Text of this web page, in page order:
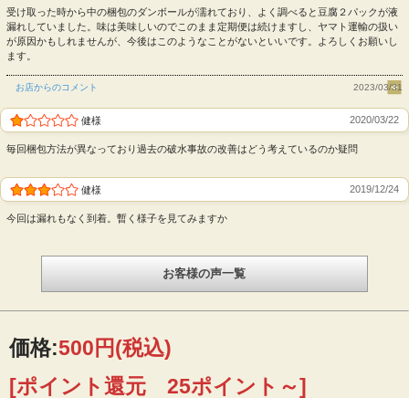
のまま、できたての味わい。最先端の製法と環境
で"賞味期限10日間"を実現しました。
水さらしや保存水（パック水）をなくすことで、
消泡剤・乳化剤不使用
「水と大豆とにがりだけ」で豆腐のおいしさを引
し上がりください。
モニター調査で8割が「旨い！」と感動。
い」「味が濃く感じる」と評価をいただきました。
受け取った時から中の梱包のダンボールが濡れており、よく調べると豆腐２パックが液
漏れしていました。味は美味しいのでこのまま定期便は続けますし、ヤマト運輸の扱い
が原因かもしれませんが、今後はこのようなことがないといいです。よろしくお願いし
ます。
お店からのコメント 2023/03/31
健様 2020/03/22
毎回梱包方法が異なっており過去の破水事故の改善はどう考えているのか疑問
健様 2019/12/24
今回は漏れもなく到着。暫く様子を見てみますか
お客様の声一覧
価格:500円(税込)
[ポイント還元 25ポイント～]